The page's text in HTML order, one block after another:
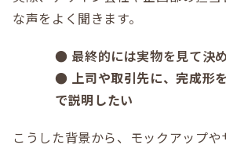
な声をよく聞きます。
● 最終的には実物を見て決
● 上司や取引先に、完成形
で説明したい
こうした背景から、モックアップ